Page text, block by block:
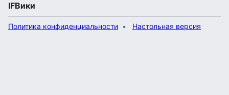
IFВики
Политика конфиденциальности Настольная версия